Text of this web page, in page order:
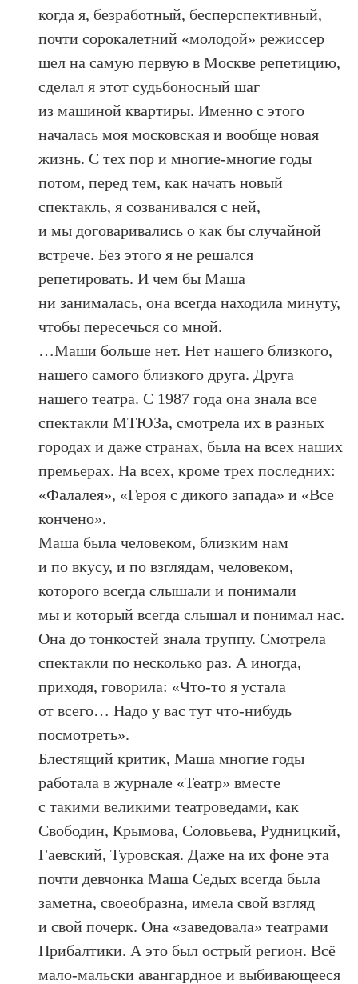
когда я, безработный, бесперспективный,
почти сорокалетний «молодой» режиссер
шел на самую первую в Москве репетицию,
сделал я этот судьбоносный шаг
из машиной квартиры. Именно с этого
началась моя московская и вообще новая
жизнь. С тех пор и многие-многие годы
потом, перед тем, как начать новый
спектакль, я созванивался с ней,
и мы договаривались о как бы случайной
встрече. Без этого я не решался
репетировать. И чем бы Маша
ни занималась, она всегда находила минуту,
чтобы пересечься со мной.
…Маши больше нет. Нет нашего близкого,
нашего самого близкого друга. Друга
нашего театра. С 1987 года она знала все
спектакли МТЮЗа, смотрела их в разных
городах и даже странах, была на всех наших
премьерах. На всех, кроме трех последних:
«Фалалея», «Героя с дикого запада» и «Все
кончено».
Маша была человеком, близким нам
и по вкусу, и по взглядам, человеком,
которого всегда слышали и понимали
мы и который всегда слышал и понимал нас.
Она до тонкостей знала труппу. Смотрела
спектакли по несколько раз. А иногда,
приходя, говорила: «Что-то я устала
от всего… Надо у вас тут что-нибудь
посмотреть».
Блестящий критик, Маша многие годы
работала в журнале «Театр» вместе
с такими великими театроведами, как
Свободин, Крымова, Соловьева, Рудницкий,
Гаевский, Туровская. Даже на их фоне эта
почти девчонка Маша Седых всегда была
заметна, своеобразна, имела свой взгляд
и свой почерк. Она «заведовала» театрами
Прибалтики. А это был острый регион. Всё
мало-мальски авангардное и выбивающееся